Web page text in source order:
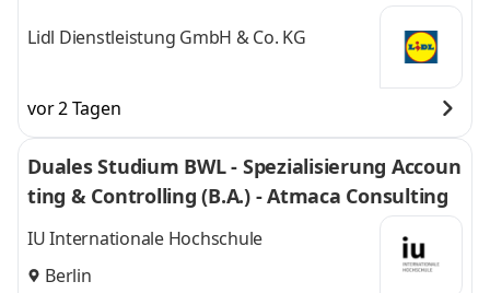
Lidl Dienstleistung GmbH & Co. KG
vor 2 Tagen
Duales Studium BWL - Spezialisierung Accoun
ting & Controlling (B.A.) - Atmaca Consulting
IU Internationale Hochschule
Berlin